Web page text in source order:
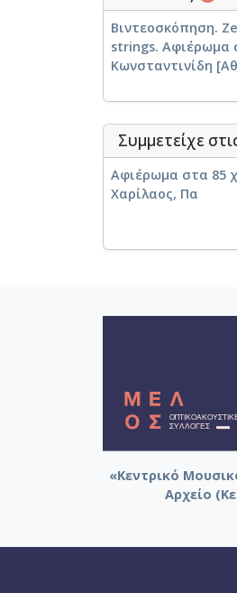
Βιντεοσκόπηση.
strings. Αφιέρωμα
Κωνσταντινίδη
Συμμετείχε
Αφιέρωμα στα 85
Χαρίλαος, Πα
«Κεντρικό
Αρχείο